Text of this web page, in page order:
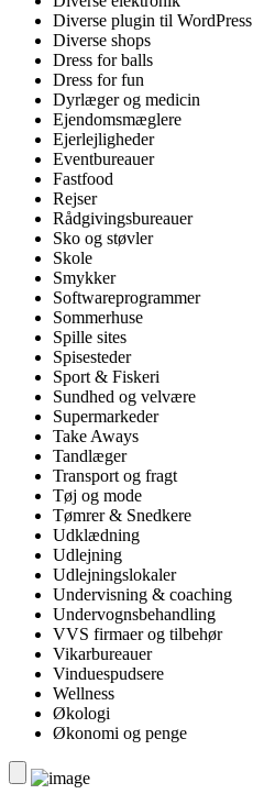
Diverse plugin til WordPress
Diverse shops
Dress for balls
Dress for fun
Dyrlæger og medicin
Ejendomsmæglere
Ejerlejligheder
Eventbureauer
Fastfood
Rejser
Rådgivingsbureauer
Sko og støvler
Skole
Smykker
Softwareprogrammer
Sommerhuse
Spille sites
Spisesteder
Sport & Fiskeri
Sundhed og velvære
Supermarkeder
Take Aways
Tandlæger
Transport og fragt
Tøj og mode
Tømrer & Snedkere
Udklædning
Udlejning
Udlejningslokaler
Undervisning & coaching
Undervognsbehandling
VVS firmaer og tilbehør
Vikarbureauer
Vinduespudsere
Wellness
Økologi
Økonomi og penge